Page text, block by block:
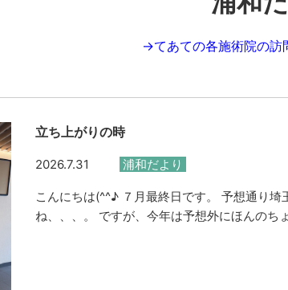
→てあての各施術院の訪
立ち上がりの時
2026.7.31 浦和だより
こんにちは(^^♪ ７月最終日です。 予想通り埼
ね、、、。 ですが、今年は予想外にほんのち